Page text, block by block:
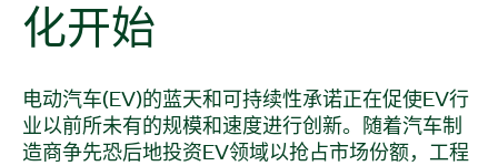
化开始
电动汽车(EV)的蓝天和可持续性承诺正在促使EV行
业以前所未有的规模和速度进行创新。随着汽车制
造商争先恐后地投资EV领域以抢占市场份额，工程